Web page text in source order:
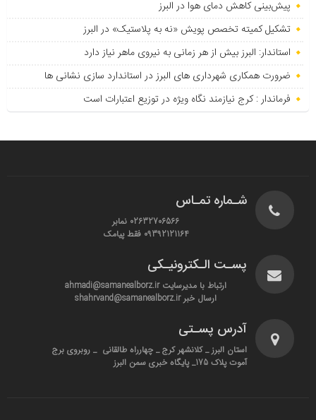
پیش‌بینی کاهش دمای هوا در البرز
تشکیل کمیته تخصص پویش «نه به پلاستیک» در البرز
استاندار: البرز بیش از هر زمانی به نیروی ماهر نیاز دارد
ضرورت همکاری شهرداری های البرز در استاندارد سازی نشانی ها
فرماندار : کرج نیازمند نگاه ویژه در توزیع اعتبارات است
شـماره تمـاس
02632706566 نمابر
09392121164 فقط پیامک
پسـت الـکترونیـکی
ارتباط با مدیرسایت ahmadi@samanealborz.ir
ارسال خبر shahrvand@samanealborz.ir
آدرس پسـتی
استان البرز _ کلانشهر کرج _ چهارراه طالقانی _ روبروی برج
آموت پلاک 175_ پایگاه خبری سمن البرز